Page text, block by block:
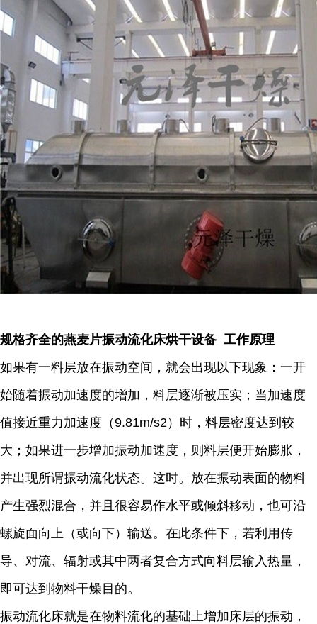
规格齐全的燕麦片振动流化床烘干设备 工作原理
如果有一料层放在振动空间，就会出现以下现象：一开
始随着振动加速度的增加，料层逐渐被压实；当加速度
值接近重力加速度（9.81m/s2）时，料层密度达到较
大；如果进一步增加振动加速度，则料层便开始膨胀，
并出现所谓振动流化状态。这时。放在振动表面的物料
产生强烈混合，并且很容易作水平或倾斜移动，也可沿
螺旋面向上（或向下）输送。在此条件下，若利用传
导、对流、辐射或其中两者复合方式向料层输入热量，
即可达到物料干燥目的。
振动流化床就是在物料流化的基础上增加床层的振动，